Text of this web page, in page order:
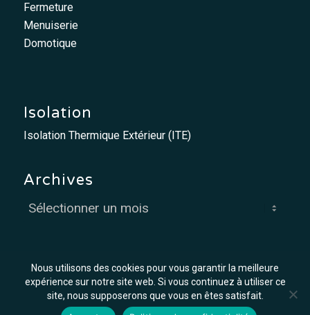
Fermeture
Menuiserie
Domotique
Isolation
Isolation Thermique Extérieur (ITE)
Archives
© MCO - Mis à flot parGraph'in !
Nous utilisons des cookies pour vous garantir la meilleure
expérience sur notre site web. Si vous continuez à utiliser ce
site, nous supposerons que vous en êtes satisfait.